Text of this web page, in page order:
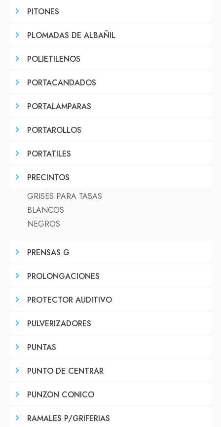
PITONES
PLOMADAS DE ALBAÑIL
POLIETILENOS
PORTACANDADOS
PORTALAMPARAS
PORTAROLLOS
PORTATILES
PRECINTOS
GRISES PARA TASAS
BLANCOS
NEGROS
PRENSAS G
PROLONGACIONES
PROTECTOR AUDITIVO
PULVERIZADORES
PUNTAS
PUNTO DE CENTRAR
PUNZON CONICO
RAMALES P/GRIFERIAS